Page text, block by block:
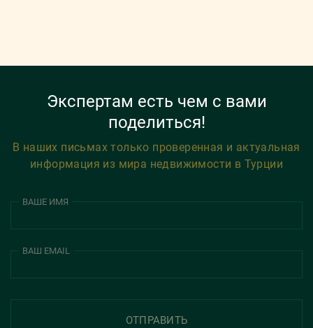
Экспертам есть чем с вами
поделиться!
В наших письмах только проверенная и актуальная
информация из мира недвижимости в Турции
ВАШЕ ИМЯ
ВАШ EMAIL
ОТПРАВИТЬ